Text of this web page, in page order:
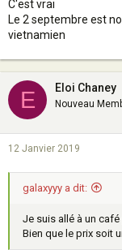
C'est vrai
Le 2 septembre est
vietnamien
E Eloi Chaney
Nouveau
12 Janvier 2019
galaxyyy a dit:
Je suis allé à un café
Bien que le prix soit